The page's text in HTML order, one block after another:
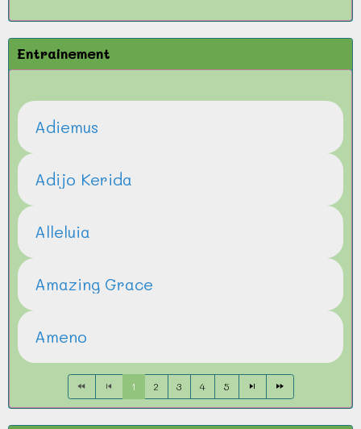
Entrainement
Adiemus
Adijo Kerida
Alleluia
Amazing Grace
Ameno
1 2 3 4 5